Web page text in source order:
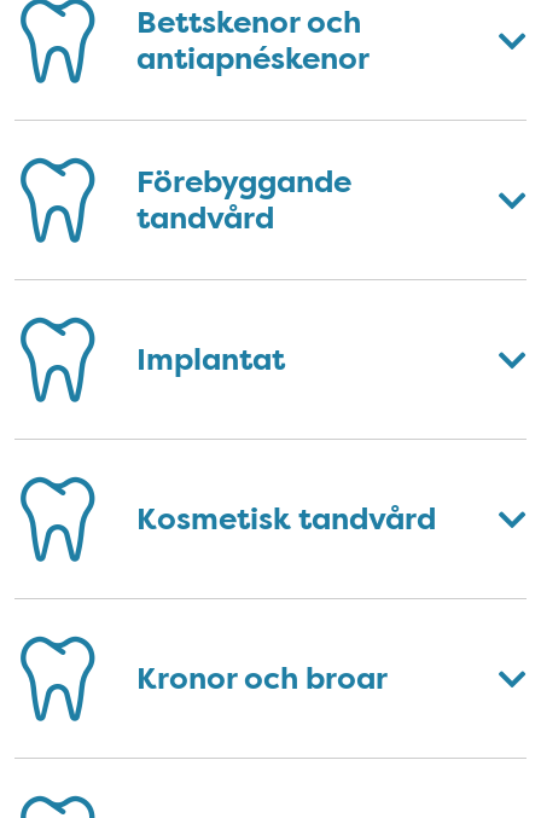
Bettskenor och
antiapnéskenor
Förebyggande
tandvård
Implantat
Kosmetisk tandvård
Kronor och broar